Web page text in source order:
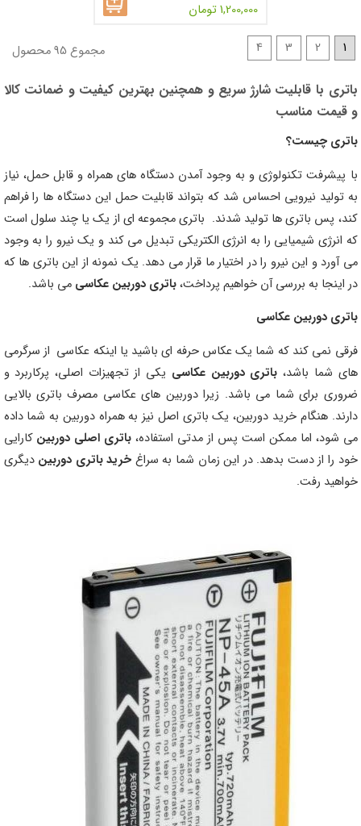
1,200,000 تومان
1
2
3
4 مجموع 95 محصول
باتری با قابلیت شارژ سریع و همچنین بهترین کیفیت و ضمانت کالا
و قیمت مناسب
باتری چیست؟
با پیشرفت تکنولوژی و به وجود آمدن دستگاه های همراه و قابل حمل، نیاز
به تولید نیرویی احساس شد که بتواند قابلیت حمل این دستگاه ها را فراهم
کند، پس باتری ها تولید شدند. باتری مجموعه ای از یک یا چند سلول است
که انرژی شیمیایی را به انرژی الکتریکی تبدیل می کند و یک نیرو را به وجود
می آورد و این نیرو را در اختیار ما قرار می دهد. یک نمونه از این باتری ها که
در اینجا به بررسی آن خواهیم پرداخت،باتری دوربین عکاسی می باشد.
باتری دوربین عکاسی
فرقی نمی کند که شما یک عکاس حرفه ای باشید یا اینکه عکاسی از سرگرمی
های شما باشد، باتری دوربین عکاسی یکی از تجهیزات اصلی، پرکاربرد و
ضروری برای شما می باشد. زیرا دوربین های عکاسی مصرف باتری بالایی
دارند. هنگام خرید دوربین، یک باتری اصل نیز به همراه دوربین به شما داده
می شود، اما ممکن است پس از مدتی استفاده، باتری اصلی دوربین کارایی
خود را از دست بدهد. در این زمان شما به سراغ خرید باتری دوربین دیگری
خواهید رفت.